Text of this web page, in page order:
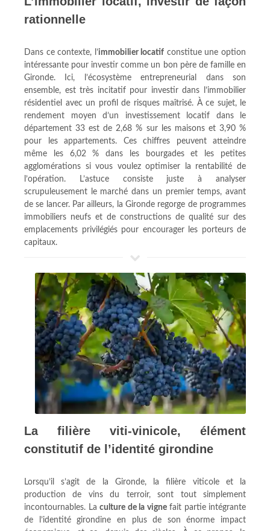
rationnelle
Dans ce contexte, l’immobilier locatif constitue une option
intéressante pour investir comme un bon père de famille en
Gironde. Ici, l’écosystème entrepreneurial dans son
ensemble, est très incitatif pour investir dans l’immobilier
résidentiel avec un profil de risques maîtrisé. À ce sujet, le
rendement moyen d’un investissement locatif dans le
département 33 est de 2,68 % sur les maisons et 3,90 %
pour les appartements. Ces chiffres peuvent atteindre
même les 6,02 % dans les bourgades et les petites
agglomérations si vous voulez optimiser la rentabilité de
l’opération. L’astuce consiste juste à analyser
scrupuleusement le marché dans un premier temps, avant
de se lancer. Par ailleurs, la Gironde regorge de programmes
immobiliers neufs et de constructions de qualité sur des
emplacements privilégiés pour encourager les porteurs de
capitaux.
La filière viti-vinicole, élément
constitutif de l’identité girondine
Lorsqu’il s’agit de la Gironde, la filière viticole et la
production de vins du terroir, sont tout simplement
incontournables. La culture de la vignefait partie intégrante
de l’identité girondine en plus de son énorme impact